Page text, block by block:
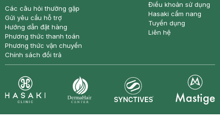
Các câu hỏi thường gặp
Gửi yêu cầu hỗ trợ
Hướng dẫn đặt hàng
Phương thức thanh toán
Phương thức vận chuyển
Chính sách đổi trả
Điều khoản sử dụng
Hasaki cẩm nang
Tuyển dụng
Liên hệ